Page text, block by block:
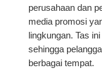
perusahaan dan
media promosi
lingkungan. Tas
sehingga
berbagai tempat.